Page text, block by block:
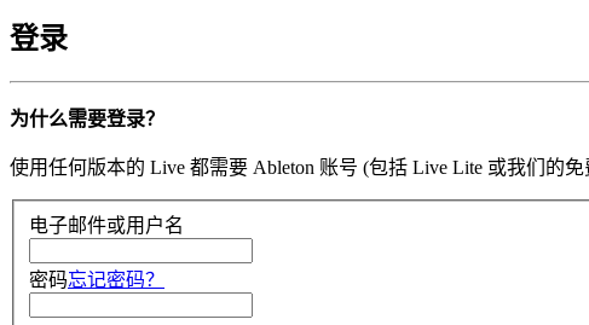
登录
为什么需要登录？
使用任何版本的 Live 都需要 Ableton 账号 (包括 Live Lite 或我们的
电子邮件或用户名
密码忘记密码？